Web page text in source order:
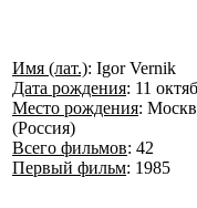
Имя (лат.): Igor Vernik
Дата рождения: 11
Место рождения:
(Россия)
Всего фильмов: 42
Первый фильм: 1985